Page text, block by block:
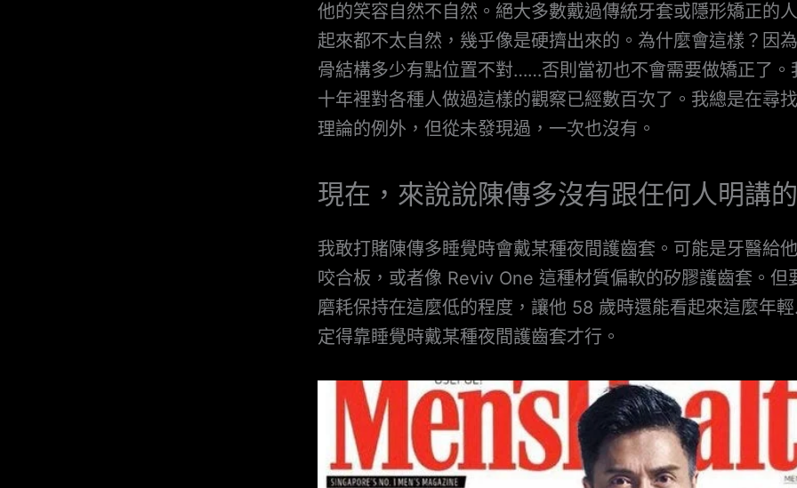
他的笑容自然不自然。絕大多數戴過傳統牙套或隱形矯正的
起來都不太自然，幾乎像是硬擠出來的。為什麼會這樣？因
骨結構多少有點位置不對……否則當初也不會需要做矯正了。
十年裡對各種人做過這樣的觀察已經數百次了。我總是在尋
理論的例外，但從未發現過，一次也沒有。
現在，來說說陳傳多沒有跟任何人明講
我敢打賭陳傳多睡覺時會戴某種夜間護齒套。可能是牙醫給
咬合板，或者像 Reviv One 這種材質偏軟的矽膠護齒套。但
磨耗保持在這麼低的程度，讓他 58 歲時還能看起來這麼年
定得靠睡覺時戴某種夜間護齒套才行。